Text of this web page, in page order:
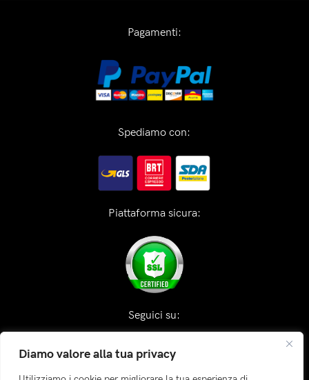
Diamo valore alla tua privacy
Pagamenti:
Spediamo con:
Piattaforma sicura:
Seguici su: